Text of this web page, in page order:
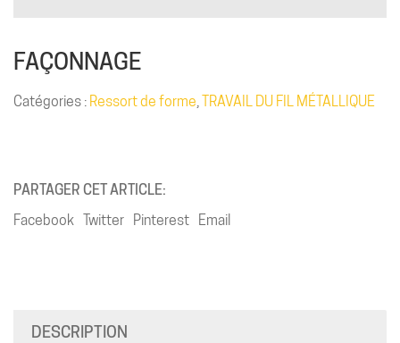
FAÇONNAGE
Catégories : Ressort de forme, TRAVAIL DU FIL MÉTALLIQUE
PARTAGER CET ARTICLE:
Facebook
Twitter Pinterest Email
DESCRIPTION